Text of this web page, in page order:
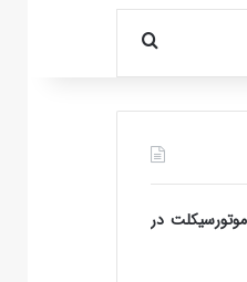
جستجو برای
در